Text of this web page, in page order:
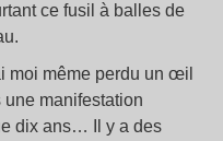
ce fusil à balles de
moi même perdu un œil
une manifestation
dix ans… Il y a des